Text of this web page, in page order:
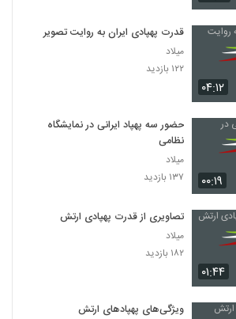
۰۴:۱۲
قدرت پهپادی ایران به روایت تصویر
میلاد
۱۲۲ بازدید
۰۰:۱۹
حضور سه پهپاد ایرانی در نمایشگاه
نظامی
میلاد
۱۳۷ بازدید
۰۱:۴۴
تصاویری از قدرت پهپادی ارتش
میلاد
۱۸۲ بازدید
ویژگی‌های پهپادهای ارتش